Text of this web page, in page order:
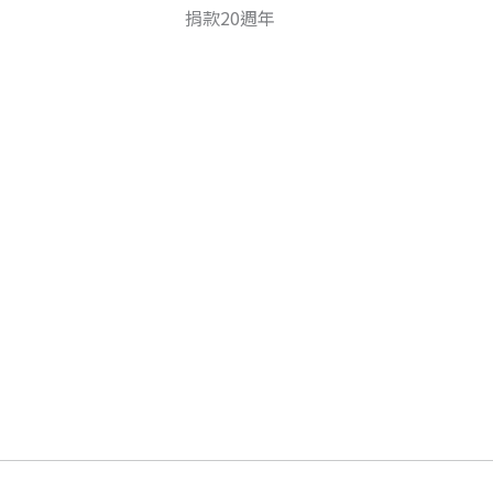
捐款20週年